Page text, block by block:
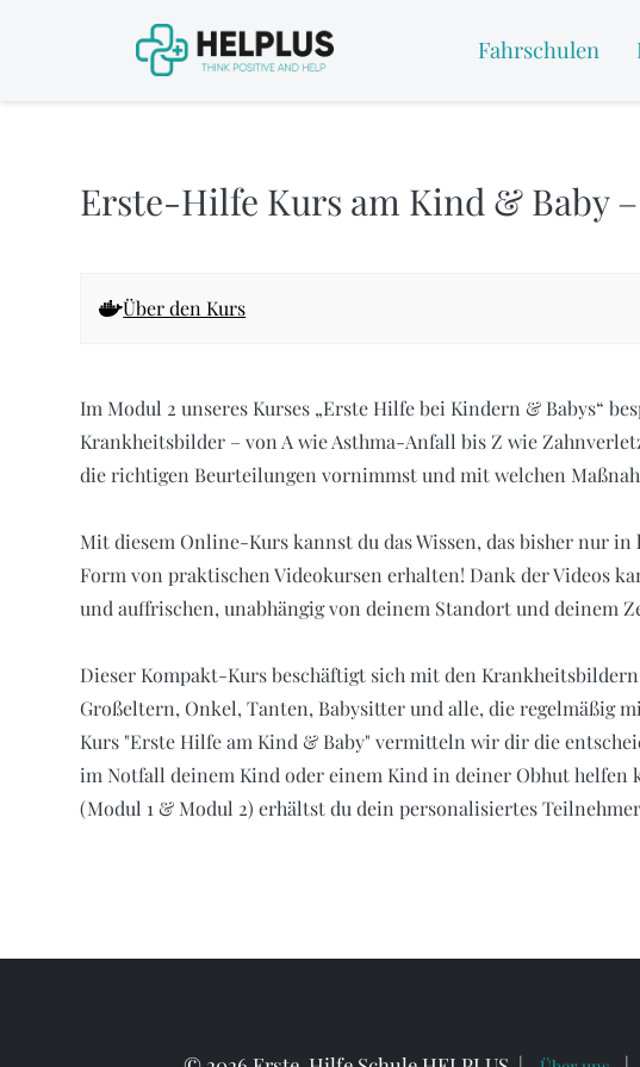
Fahrschulen
Erste-Hilfe Kurs am Kind & Baby
Über den Kurs
Im Modul 2 unseres Kurses „Erste Hilfe bei Kindern & Babys“
Krankheitsbilder – von A wie Asthma-Anfall bis Z wie
die richtigen Beurteilungen vornimmst und mit welchen
Mit diesem Online-Kurs kannst du das Wissen, das bisher nur
Form von praktischen Videokursen erhalten! Dank der Videos
und auffrischen, unabhängig von deinem Standort und deinem
Dieser Kompakt-Kurs beschäftigt sich mit den
Großeltern, Onkel, Tanten, Babysitter und alle, die regelmäßig
Kurs "Erste Hilfe am Kind & Baby" vermitteln wir dir die
im Notfall deinem Kind oder einem Kind in deiner Obhut helfen
(Modul 1 & Modul 2) erhältst du dein personalisiertes